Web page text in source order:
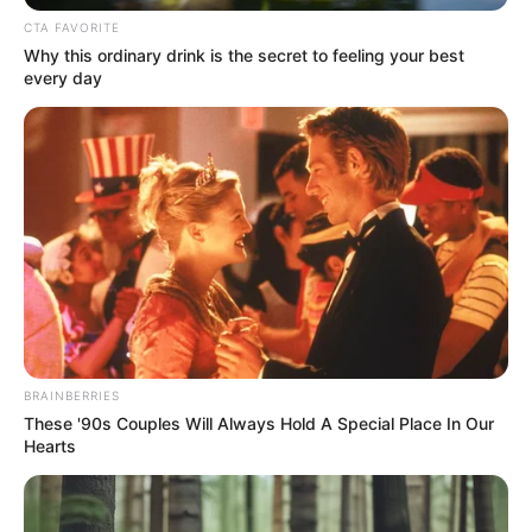
TEMAS RELACIONADOS
PUERTO DE CARTAGENA NARCOTRÁFICO COCAÍNA
MANTÉNGASE EN ALERTA
Tenemos todas las noticias que le
interesan. Para estar bien informado, por
favor, active las notificaciones de Alerta.
ACTIVAR AHORA
TEMAS DESTACADOS
CTA FAVORITE
Why this ordinary drink is the secret to feeling your best
every day
BRAINBERRIES
These '90s Couples Will Always Hold A Special Place In Our
Hearts